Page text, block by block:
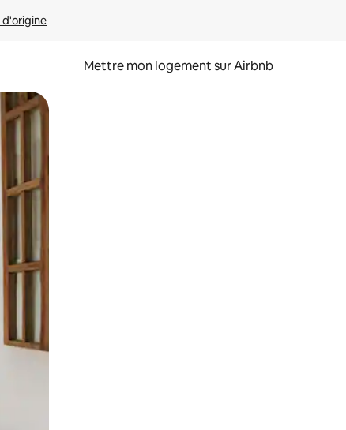
d'origine
Mettre mon logement sur Airbnb
glisser.